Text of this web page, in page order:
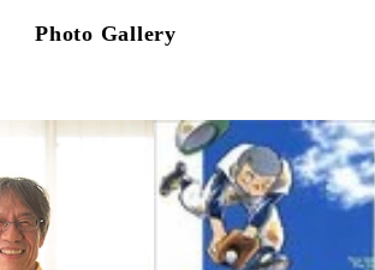
Photo Gallery